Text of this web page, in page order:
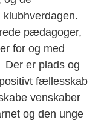
pædagoger,
for og med
Der er plads og
fællesskab
venskaber
og den unge